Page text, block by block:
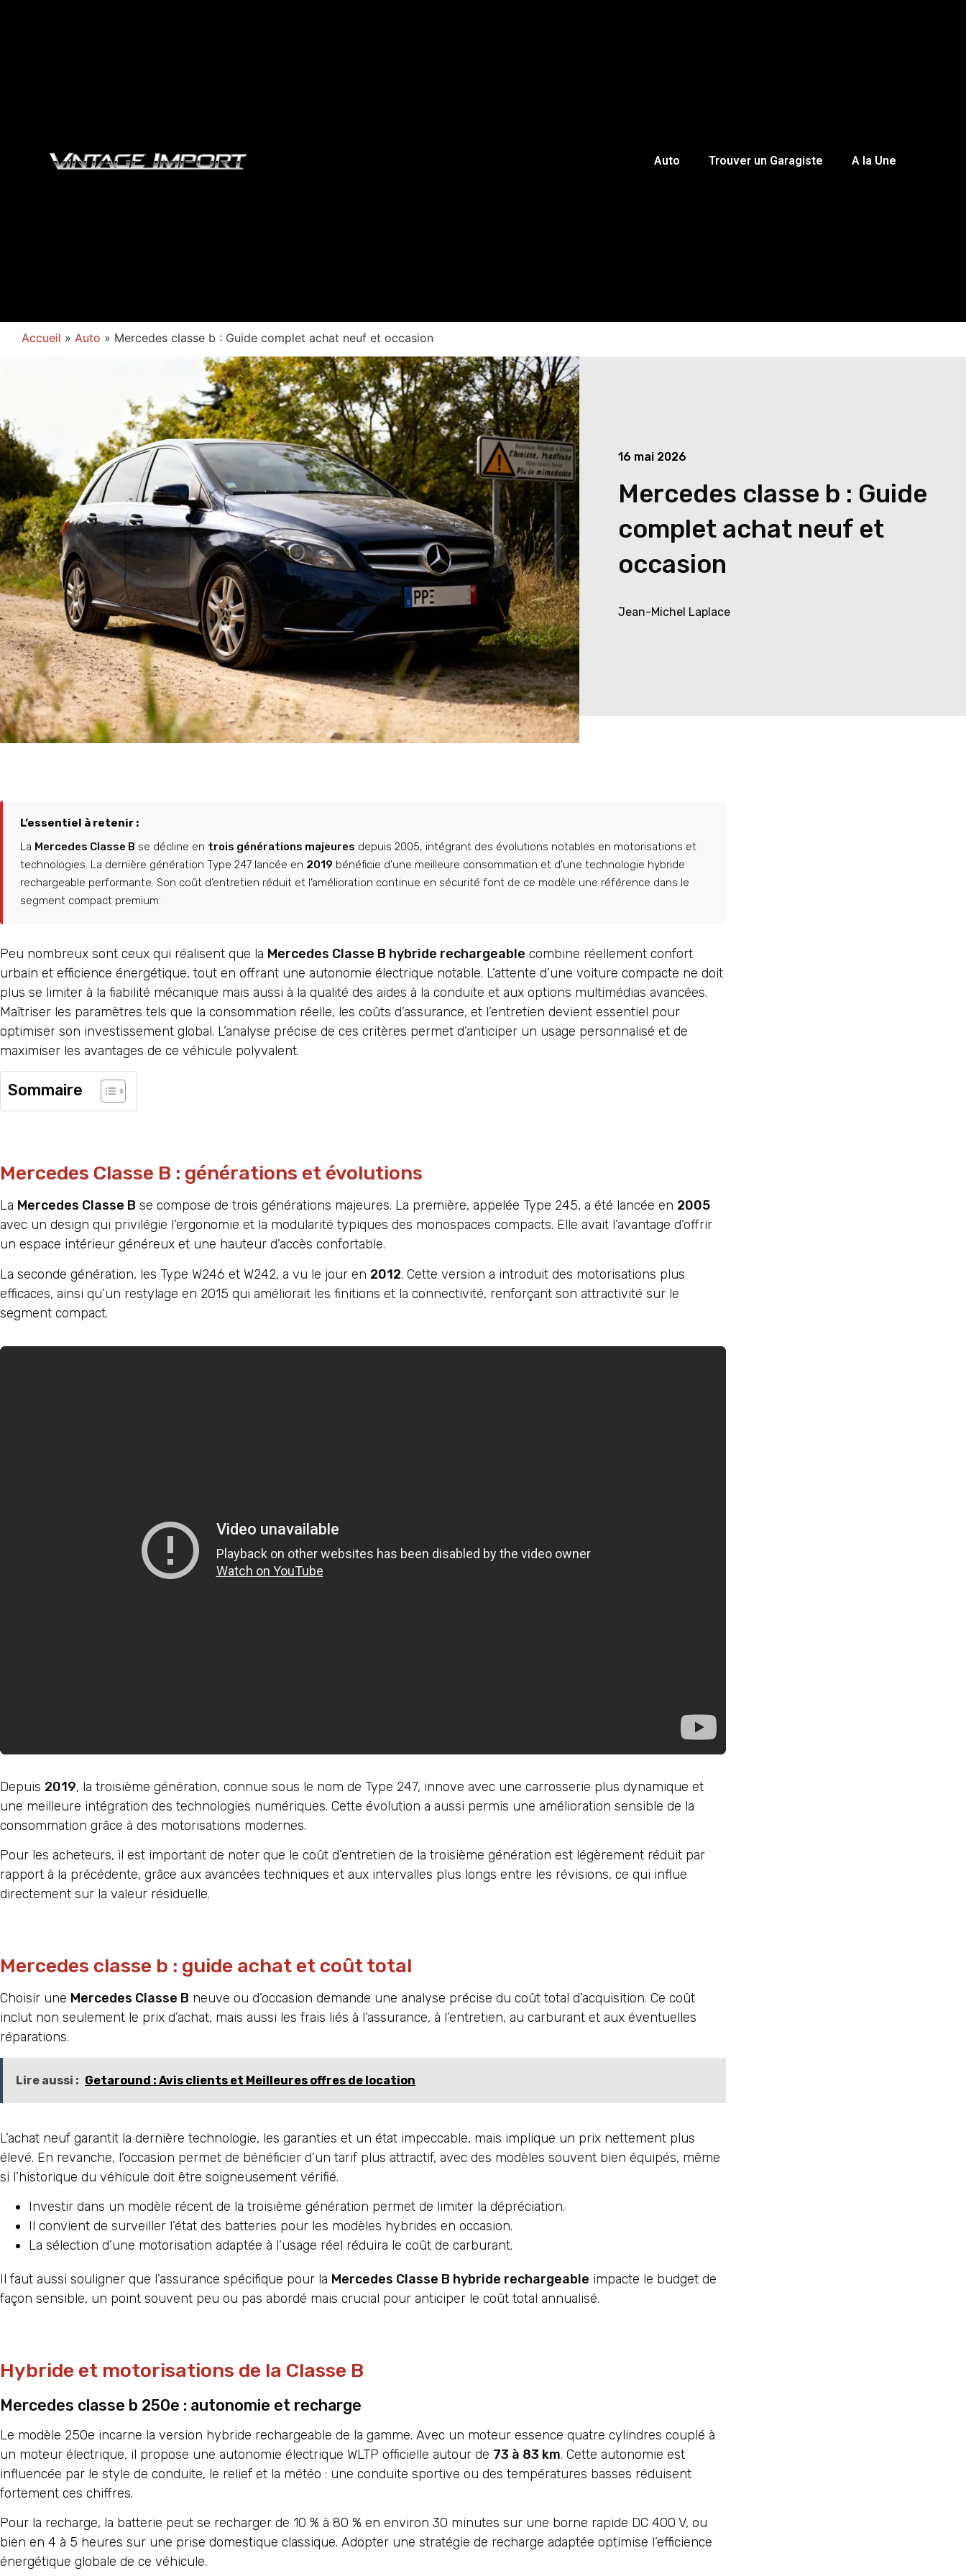
Auto Trouver un Garagiste A la Une
Accueil » Auto » Mercedes classe b : Guide complet achat neuf et occasion
16 mai 2026
Mercedes classe b : Guide
complet achat neuf et
occasion
Jean-Michel Laplace
L’essentiel à retenir :
La Mercedes Classe B se décline en trois générations majeures depuis 2005, intégrant des évolutions notables en motorisations et
technologies. La dernière génération Type 247 lancée en 2019 bénéficie d’une meilleure consommation et d’une technologie hybride
rechargeable performante. Son coût d’entretien réduit et l’amélioration continue en sécurité font de ce modèle une référence dans le
segment compact premium.
Peu nombreux sont ceux qui réalisent que la Mercedes Classe B hybride rechargeable combine réellement confort
urbain et efficience énergétique, tout en offrant une autonomie électrique notable. L’attente d’une voiture compacte ne doit
plus se limiter à la fiabilité mécanique mais aussi à la qualité des aides à la conduite et aux options multimédias avancées.
Maîtriser les paramètres tels que la consommation réelle, les coûts d’assurance, et l’entretien devient essentiel pour
optimiser son investissement global. L’analyse précise de ces critères permet d’anticiper un usage personnalisé et de
maximiser les avantages de ce véhicule polyvalent.
Sommaire
Mercedes Classe B : générations et évolutions
La Mercedes Classe B se compose de trois générations majeures. La première, appelée Type 245, a été lancée en 2005
avec un design qui privilégie l’ergonomie et la modularité typiques des monospaces compacts. Elle avait l’avantage d’offrir
un espace intérieur généreux et une hauteur d’accès confortable.
La seconde génération, les Type W246 et W242, a vu le jour en 2012. Cette version a introduit des motorisations plus
efficaces, ainsi qu’un restylage en 2015 qui améliorait les finitions et la connectivité, renforçant son attractivité sur le
segment compact.
Depuis 2019, la troisième génération, connue sous le nom de Type 247, innove avec une carrosserie plus dynamique et
une meilleure intégration des technologies numériques. Cette évolution a aussi permis une amélioration sensible de la
consommation grâce à des motorisations modernes.
Pour les acheteurs, il est important de noter que le coût d’entretien de la troisième génération est légèrement réduit par
rapport à la précédente, grâce aux avancées techniques et aux intervalles plus longs entre les révisions, ce qui influe
directement sur la valeur résiduelle.
Mercedes classe b : guide achat et coût total
Choisir une Mercedes Classe B neuve ou d’occasion demande une analyse précise du coût total d’acquisition. Ce coût
inclut non seulement le prix d’achat, mais aussi les frais liés à l’assurance, à l’entretien, au carburant et aux éventuelles
réparations.
Lire aussi : Getaround : Avis clients et Meilleures offres de location
L’achat neuf garantit la dernière technologie, les garanties et un état impeccable, mais implique un prix nettement plus
élevé. En revanche, l’occasion permet de bénéficier d’un tarif plus attractif, avec des modèles souvent bien équipés, même
si l’historique du véhicule doit être soigneusement vérifié.
Investir dans un modèle récent de la troisième génération permet de limiter la dépréciation.
Il convient de surveiller l’état des batteries pour les modèles hybrides en occasion.
La sélection d’une motorisation adaptée à l’usage réel réduira le coût de carburant.
Il faut aussi souligner que l’assurance spécifique pour la Mercedes Classe B hybride rechargeable impacte le budget de
façon sensible, un point souvent peu ou pas abordé mais crucial pour anticiper le coût total annualisé.
Hybride et motorisations de la Classe B
Mercedes classe b 250e : autonomie et recharge
Le modèle 250e incarne la version hybride rechargeable de la gamme. Avec un moteur essence quatre cylindres couplé à
un moteur électrique, il propose une autonomie électrique WLTP officielle autour de 73 à 83 km. Cette autonomie est
influencée par le style de conduite, le relief et la météo : une conduite sportive ou des températures basses réduisent
fortement ces chiffres.
Pour la recharge, la batterie peut se recharger de 10 % à 80 % en environ 30 minutes sur une borne rapide DC 400 V, ou
bien en 4 à 5 heures sur une prise domestique classique. Adopter une stratégie de recharge adaptée optimise l’efficience
énergétique globale de ce véhicule.